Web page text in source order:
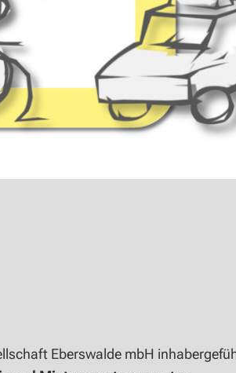
Eberswalde mbH